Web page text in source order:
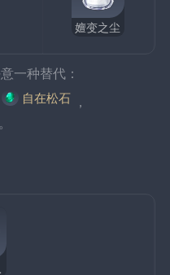
嬗变之尘
一种替代：
自在松石 ，
。